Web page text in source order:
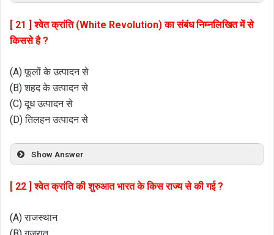
[ 21 ] श्वेत क्रांति (White Revolution) का संबंध निम्नलिखित में से
किससे है ?
(A) फूलों के उत्पादन से
(B) शहद के उत्पादन से
(C) दूध उत्पादन से
(D) तिलहन उत्पादन से
Show Answer
[ 22 ] श्वेत क्रांति की शुरुआत भारत के किस राज्य से की गई ?
(A) राजस्थान